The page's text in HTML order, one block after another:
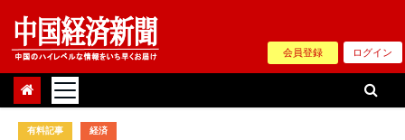
Skip
content
会員登録 ログイン
有料記事 経済